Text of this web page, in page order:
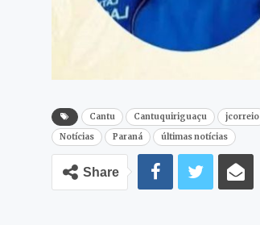
Cantu Cantuquiriguaçu jcorreio
Notícias
Paraná últimas notícias
Share